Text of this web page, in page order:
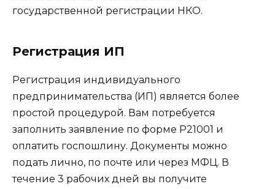
государственной регистрации НКО.
Регистрация ИП
Регистрация индивидуального
предпринимательства (ИП) является более
простой процедурой. Вам потребуется
заполнить заявление по форме Р21001 и
оплатить госпошлину. Документы можно
подать лично, по почте или через МФЦ. В
течение 3 рабочих дней вы получите